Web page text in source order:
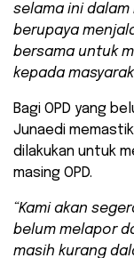
selama ini
berupaya
bersama untuk
kepada
Bagi OPD yang
Junaedi
dilakukan untuk
masing OPD.
“Kami akan
belum melapor
masih kurang